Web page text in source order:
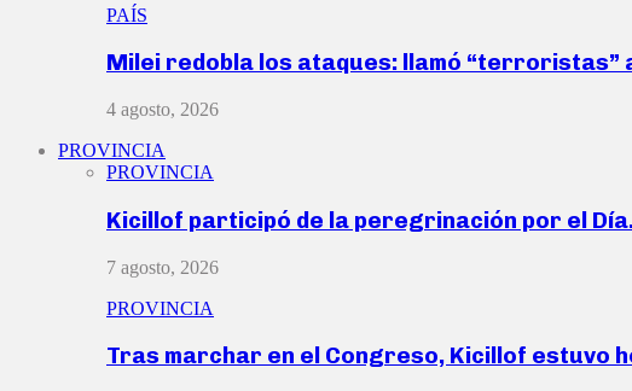
PAÍS
Milei redobla los ataques: llamó “terroristas”
4 agosto, 2026
PROVINCIA
PROVINCIA
Kicillof participó de la peregrinación por el
7 agosto, 2026
PROVINCIA
Tras marchar en el Congreso, Kicillof estuvo